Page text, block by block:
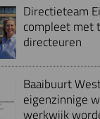
Directieteam
compleet met
directeuren
Baaibuurt
eigenzinnige
werkwijk